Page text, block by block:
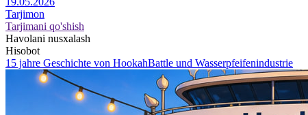
Tarjimon
Tarjimani qo'shish
Havolani nusxalash
Hisobot
15 jahre Geschichte von HookahBattle und Wasserpfeifenindustrie